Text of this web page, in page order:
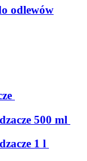
odlewów
500 ml
1 l